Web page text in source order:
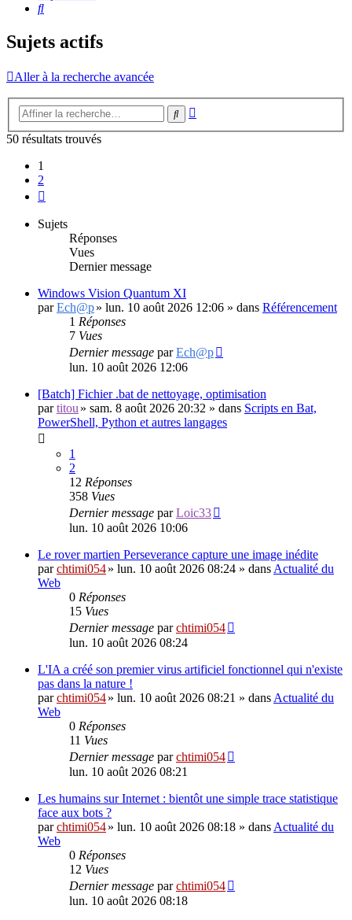
Rechercher
Sujets actifs
Aller à la recherche avancée
Rechercher
50 résultats trouvés
1
2
Sujets
Réponses
Vues
Dernier message
Windows Vision Quantum XI
parEch@p» lun. 10 août 2026 12:06 » dans Référencement
1 Réponses
7 Vues
Dernier message parEch@p
lun. 10 août 2026 12:06
[Batch] Fichier .bat de nettoyage, optimisation
partitou » sam. 8 août 2026 20:32 » dans Scripts en Bat,
PowerShell, Python et autres langages
1
2
12 Réponses
358 Vues
Dernier message parLoic33
lun. 10 août 2026 10:06
Le rover martien Perseverance capture une image inédite
parchtimi054» lun. 10 août 2026 08:24 » dans Actualité du
Web
0 Réponses
15 Vues
Dernier message parchtimi054
lun. 10 août 2026 08:24
L'IA a créé son premier virus artificiel fonctionnel qui n'existe
pas dans la nature !
parchtimi054» lun. 10 août 2026 08:21 » dans Actualité du
Web
0 Réponses
11 Vues
Dernier message parchtimi054
lun. 10 août 2026 08:21
Les humains sur Internet : bientôt une simple trace statistique
face aux bots ?
parchtimi054» lun. 10 août 2026 08:18 » dans Actualité du
Web
0 Réponses
12 Vues
Dernier message parchtimi054
lun. 10 août 2026 08:18